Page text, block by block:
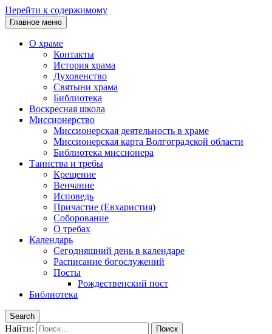
Перейти к содержимому
Главное меню
О храме
Контакты
История храма
Духовенство
Святыни храма
Библиотека
Воскресная школа
Миссионерство
Миссионерская деятельность в храме
Миссионерская карта Волгоградской области
Библиотека миссионера
Таинства и требы
Крещение
Венчание
Исповедь
Причастие (Евхаристия)
Соборование
О требах
Календарь
Сегодняшний день в календаре
Расписание богослужений
Посты
Рождественский пост
Библиотека
Search
Найти: